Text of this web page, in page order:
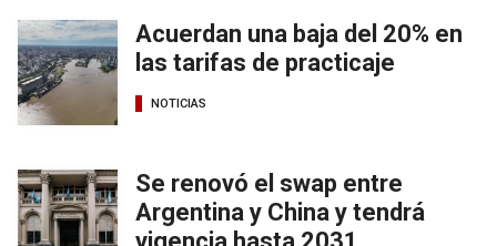
Acuerdan una baja del 20% en
las tarifas de practicaje
NOTICIAS
Se renovó el swap entre
Argentina y China y tendrá